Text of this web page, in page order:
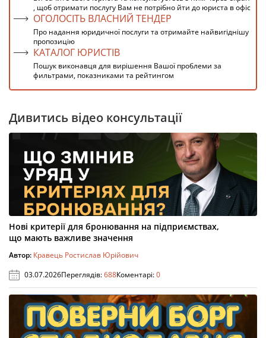
, щоб отримати послугу Вам не потрібно йти до юриста в офіс
ОГОЛОСІТЬ ВЛАСНИЙ ТЕНДЕР
Про надання юридичної послуги та отримайте найвигіднішу
пропозицію
КАТАЛОГ ЮРИСТІВ
Пошук виконавця для вирішення Вашої проблеми за
фильтрами, показниками та рейтингом
Дивитись відео консультації
Нові критерії для бронювання на підприємствах,
що мають важливе значення
Автор: Кравець Ростислав Юрійович
03.07.2026Переглядів:688Коментарі:0